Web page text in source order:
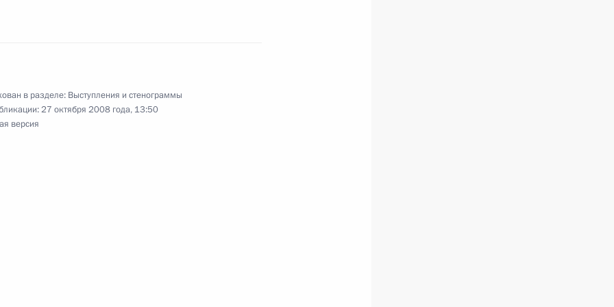
в разделе: Выступления и стенограммы
27 октября 2008 года, 13:50
версия